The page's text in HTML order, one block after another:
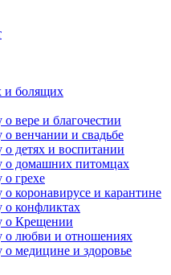
и болящих
вере и благочестии
венчании и свадьбе
детях и воспитании
о домашних питомцах
грехе
коронавирусе и карантине
конфликтах
о Крещении
о любви и отношениях
медицине и здоровье